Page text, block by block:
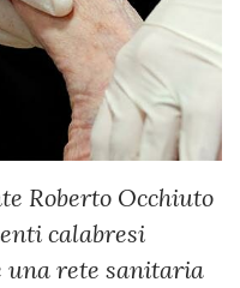
Roberto Occhiuto
calabresi
una rete sanitaria